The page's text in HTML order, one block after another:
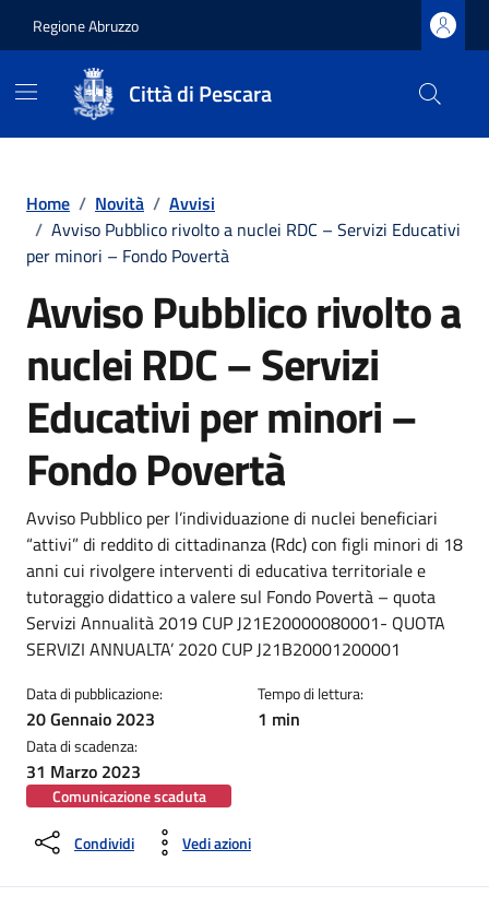
Regione Abruzzo
Città di Pescara
Home / Novità / Avvisi
/ Avviso Pubblico rivolto a nuclei RDC – Servizi Educativi
per minori – Fondo Povertà
Avviso Pubblico rivolto a
nuclei RDC – Servizi
Educativi per minori –
Fondo Povertà
Dettagli della notizia
Avviso Pubblico per l’individuazione di nuclei beneficiari
“attivi” di reddito di cittadinanza (Rdc) con figli minori di 18
anni cui rivolgere interventi di educativa territoriale e
tutoraggio didattico a valere sul Fondo Povertà – quota
Servizi Annualità 2019 CUP J21E20000080001- QUOTA
SERVIZI ANNUALTA’ 2020 CUP J21B20001200001
Data di pubblicazione:
20 Gennaio 2023
Data di scadenza:
31 Marzo 2023
Comunicazione scaduta
Tempo di lettura:
1 min
Condividi Vedi azioni